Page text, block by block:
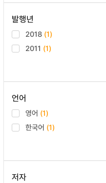
발행년
2018 (1)
2011 (1)
언어
영어 (1)
한국어 (1)
저자